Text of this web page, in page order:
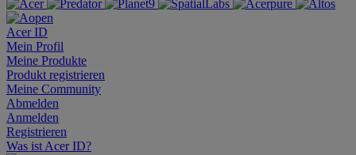
Acer ID
Mein Profil
Meine Produkte
Produkt registrieren
Meine Community
Abmelden
Anmelden
Registrieren
Was ist Acer ID?